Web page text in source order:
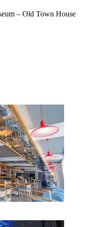
– Old Town House